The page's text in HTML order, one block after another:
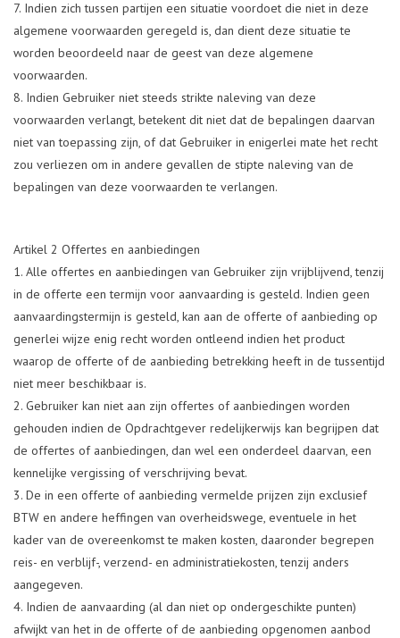
Indien zich tussen partijen een situatie voordoet die niet in deze
algemene voorwaarden geregeld is, dan dient deze situatie te
worden beoordeeld naar de geest van deze algemene
voorwaarden.
Indien Gebruiker niet steeds strikte naleving van deze
voorwaarden verlangt, betekent dit niet dat de bepalingen daarvan
niet van toepassing zijn, of dat Gebruiker in enigerlei mate het recht
zou verliezen om in andere gevallen de stipte naleving van de
bepalingen van deze voorwaarden te verlangen.
Artikel 2 Offertes en aanbiedingen
Alle offertes en aanbiedingen van Gebruiker zijn vrijblijvend, tenzij
in de offerte een termijn voor aanvaarding is gesteld. Indien geen
aanvaardingstermijn is gesteld, kan aan de offerte of aanbieding op
generlei wijze enig recht worden ontleend indien het product
waarop de offerte of de aanbieding betrekking heeft in de tussentijd
niet meer beschikbaar is.
Gebruiker kan niet aan zijn offertes of aanbiedingen worden
gehouden indien de Opdrachtgever redelijkerwijs kan begrijpen dat
de offertes of aanbiedingen, dan wel een onderdeel daarvan, een
kennelijke vergissing of verschrijving bevat.
De in een offerte of aanbieding vermelde prijzen zijn exclusief
BTW en andere heffingen van overheidswege, eventuele in het
kader van de overeenkomst te maken kosten, daaronder begrepen
reis- en verblijf-, verzend- en administratiekosten, tenzij anders
aangegeven.
Indien de aanvaarding (al dan niet op ondergeschikte punten)
afwijkt van het in de offerte of de aanbieding opgenomen aanbod